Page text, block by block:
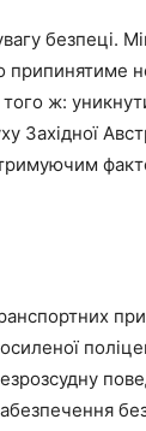
безпеці.
припинятиме
ж:
Західної